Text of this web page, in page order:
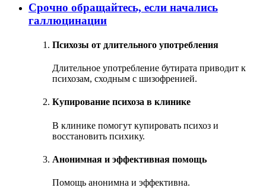
Срочно обращайтесь, если начались
галлюцинации
Психозы от длительного употребления
Длительное употребление бутирата приводит к
психозам, сходным с шизофренией.
Купирование психоза в клинике
В клинике помогут купировать психоз и
восстановить психику.
Анонимная и эффективная помощь
Помощь анонимна и эффективна.